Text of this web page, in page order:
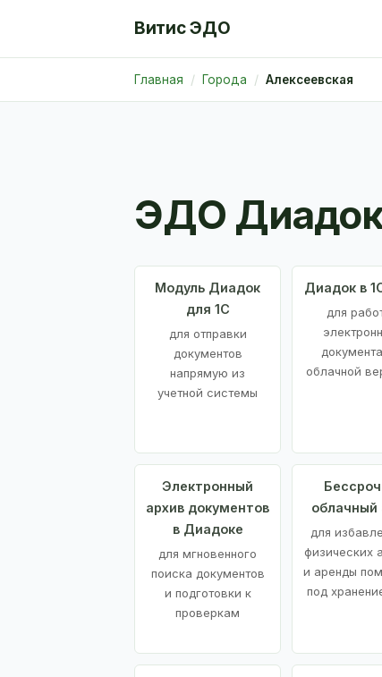
Витис ЭДО
Главная Города Алексеевская
ЭДО Диадок
Модуль Диадок
для 1С
для отправки
документов
напрямую из
учетной системы
Диадок в
для
облачной
Электронный
архив документов
в Диадоке
для мгновенного
поиска документов
и подготовки к
проверкам
облачный
для
физических
и аренды
под